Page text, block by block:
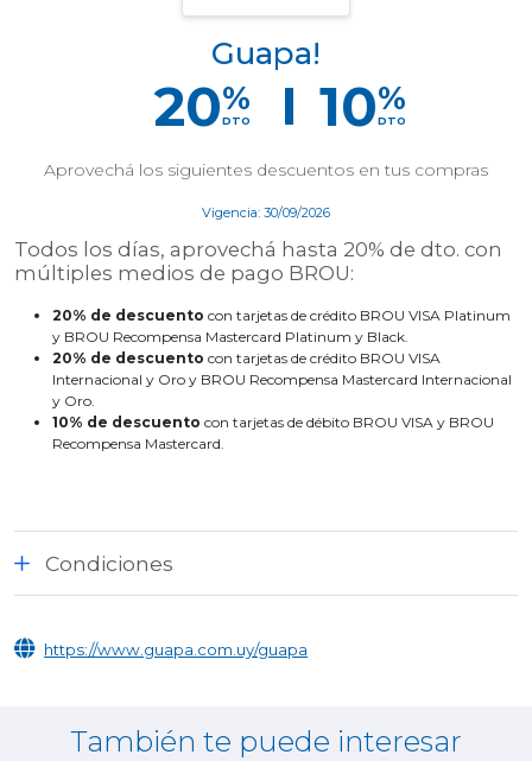
Guapa!
20%
DTO 10%
DTO
Aprovechá los siguientes descuentos en tus compras
Vigencia: 30/09/2026
Todos los días, aprovechá hasta 20% de dto. con
múltiples medios de pago BROU:
20% de descuento con tarjetas de crédito BROU VISA Platinum
y BROU Recompensa Mastercard Platinum y Black.
20% de descuento con tarjetas de crédito BROU VISA
Internacional y Oro y BROU Recompensa Mastercard Internacional
y Oro.
10% de descuento con tarjetas de débito BROU VISA y BROU
Recompensa Mastercard.
Condiciones
https://www.guapa.com.uy/guapa
También te puede interesar